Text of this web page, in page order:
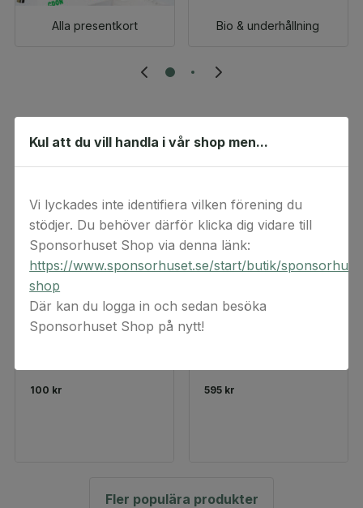
Alla presentkort Bio & underhållning
Populära produkter
100 kr 595 kr
Fler populära produkter
Kul att du vill handla i vår shop men...
Vi lyckades inte identifiera vilken förening du
stödjer. Du behöver därför klicka dig vidare till
Sponsorhuset Shop via denna länk:
https://www.sponsorhuset.se/start/butik/
shop
Där kan du logga in och sedan besöka
Sponsorhuset Shop på nytt!